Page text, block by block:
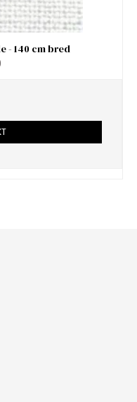
- 140 cm bred